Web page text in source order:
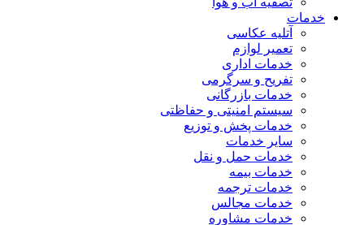
خدمات
آتلیه عکاسی
تعمیر لوازم
خدمات اداری
تفریح و سرگرمی
خدمات بازرگانی
سیستم امنیتی و حفاظتی
خدمات پخش و توزیع
سایر خدمات
خدمات حمل و نقل
خدمات بیمه
خدمات ترجمه
خدمات مجالس
خدمات مشاوره